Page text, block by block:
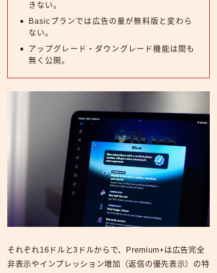
きない。
Basicプランでは広告の量が無料版と変わら
ない。
アップグレード・ダウングレード機能は間も
無く公開。
それぞれ16ドルと3ドルからで、Premium+は広告完全
非表示やインプレッション増加（返信の優先表示）の特